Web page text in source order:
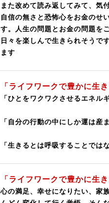
また改めて読み返してみて、気
自信の無さと恐怖心をお金のせ
す。人生の問題とお金の問題を
日々を楽しんで生きられそうで
ます
「ライフワークで豊かに生
「ひとをワクワクさせるエネル
「自分の行動の中にしか運は産
「生きるとは呼吸することでは
「ライフワークで豊かに生
心の満足、幸せになりたい、家